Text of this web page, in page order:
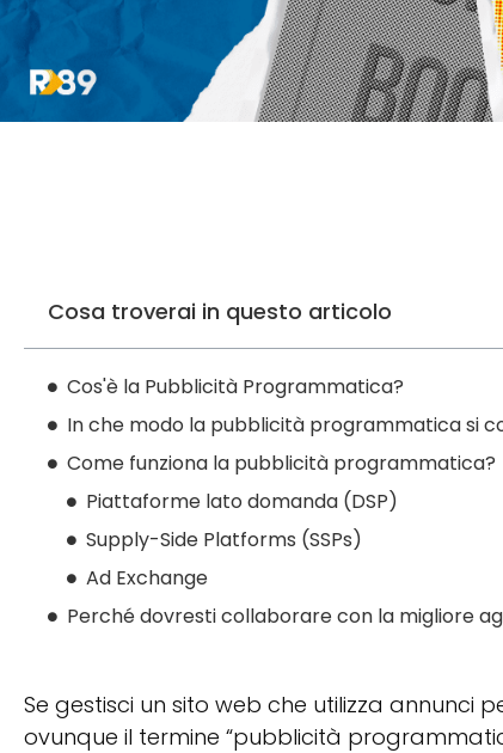
Cosa troverai in questo articolo
Cos'è la Pubblicità Programmatica?
In che modo la pubblicità programmatica si
Come funziona la pubblicità programmatica?
Piattaforme lato domanda (DSP)
Supply-Side Platforms (SSPs)
Ad Exchange
Perché dovresti collaborare con la migliore
Se gestisci un sito web che utilizza annunci
ovunque il termine “pubblicità